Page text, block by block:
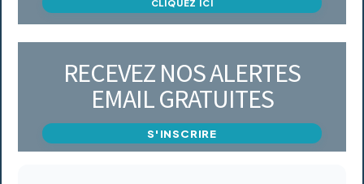
CLIQUEZ ICI
RECEVEZ NOS ALERTES
EMAIL GRATUITES
S'INSCRIRE